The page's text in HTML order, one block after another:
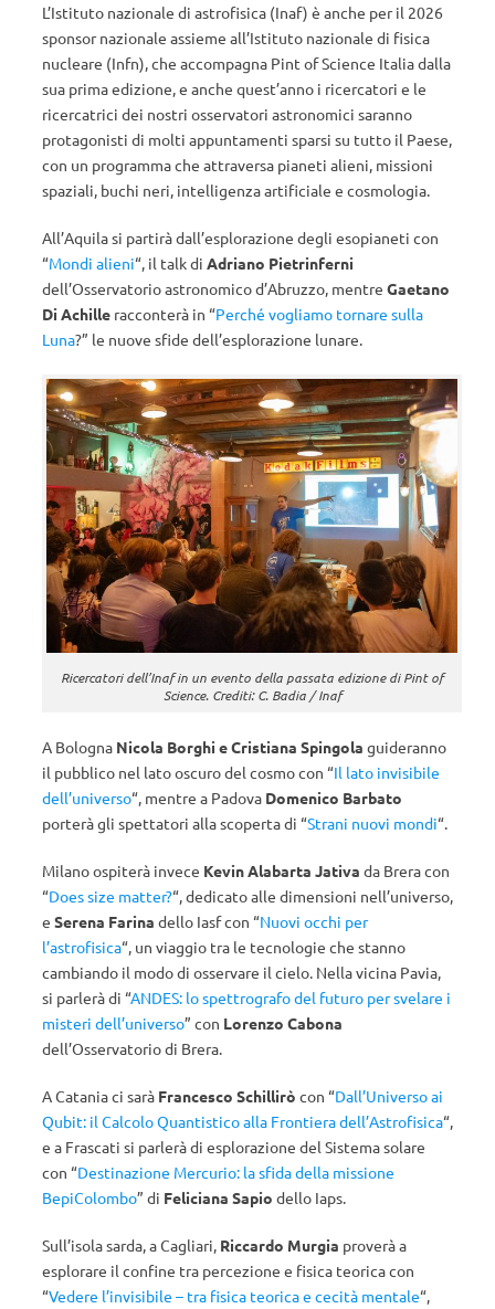
L’Istituto nazionale di astrofisica (Inaf) è anche per il 2026
sponsor nazionale assieme all’Istituto nazionale di fisica
nucleare (Infn), che accompagna Pint of Science Italia dalla
sua prima edizione, e anche quest’anno i ricercatori e le
ricercatrici dei nostri osservatori astronomici saranno
protagonisti di molti appuntamenti sparsi su tutto il Paese,
con un programma che attraversa pianeti alieni, missioni
spaziali, buchi neri, intelligenza artificiale e cosmologia.
All’Aquila si partirà dall’esplorazione degli esopianeti con
“Mondi alieni“, il talk di Adriano Pietrinferni
dell’Osservatorio astronomico d’Abruzzo, mentre Gaetano
Di Achille racconterà in “Perché vogliamo tornare sulla
Luna?” le nuove sfide dell’esplorazione lunare.
Ricercatori dell’Inaf in un evento della passata edizione di Pint of
Science. Crediti: C. Badia / Inaf
A Bologna Nicola Borghi e Cristiana Spingola guideranno
il pubblico nel lato oscuro del cosmo con “Il lato invisibile
dell’universo“, mentre a Padova Domenico Barbato
porterà gli spettatori alla scoperta di “Strani nuovi mondi“.
Milano ospiterà invece Kevin Alabarta Jativa da Brera con
“Does size matter?“, dedicato alle dimensioni nell’universo,
e Serena Farina dello Iasf con “Nuovi occhi per
l’astrofisica“, un viaggio tra le tecnologie che stanno
cambiando il modo di osservare il cielo. Nella vicina Pavia,
si parlerà di “ANDES: lo spettrografo del futuro per svelare i
misteri dell’universo” con Lorenzo Cabona
dell’Osservatorio di Brera.
A Catania ci sarà Francesco Schillirò con “Dall’Universo ai
Qubit: il Calcolo Quantistico alla Frontiera dell’Astrofisica“,
e a Frascati si parlerà di esplorazione del Sistema solare
con “Destinazione Mercurio: la sfida della missione
BepiColombo” di Feliciana Sapio dello Iaps.
Sull’isola sarda, a Cagliari, Riccardo Murgia proverà a
esplorare il confine tra percezione e fisica teorica con
“Vedere l’invisibile – tra fisica teorica e cecità mentale“,